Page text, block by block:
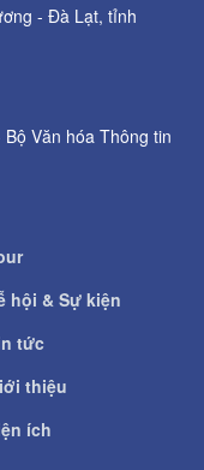
- Đà Lạt, tỉnh
Văn hóa Thông tin
hội & Sự kiện
tức
thiệu
ích